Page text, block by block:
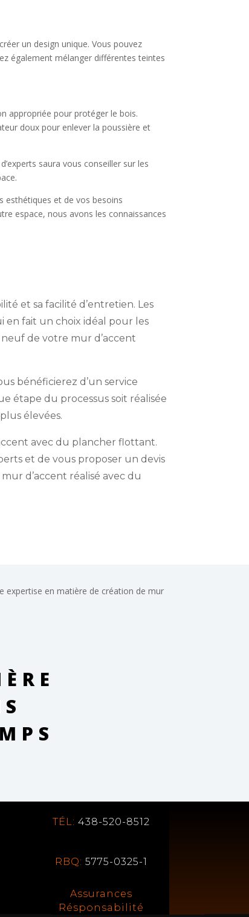
un design unique. Vous pouvez
également mélanger différentes teintes
appropriée pour protéger le bois.
doux pour enlever la poussière et
saura vous conseiller sur les
esthétiques et de vos besoins
espace, nous avons les connaissances
et sa facilité d’entretien. Les
en fait un choix idéal pour les
de votre mur d’accent
bénéficierez d’un service
étape du processus soit réalisée
élevées.
avec du plancher flottant.
et de vous proposer un devis
d’accent réalisé avec du
expertise en matière de création de mur
TÉL: 438-520-8512
RBQ: 5775-0325-1
Assurances
Résponsabilité